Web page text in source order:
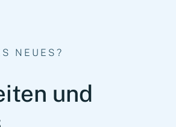
NEUES?
und